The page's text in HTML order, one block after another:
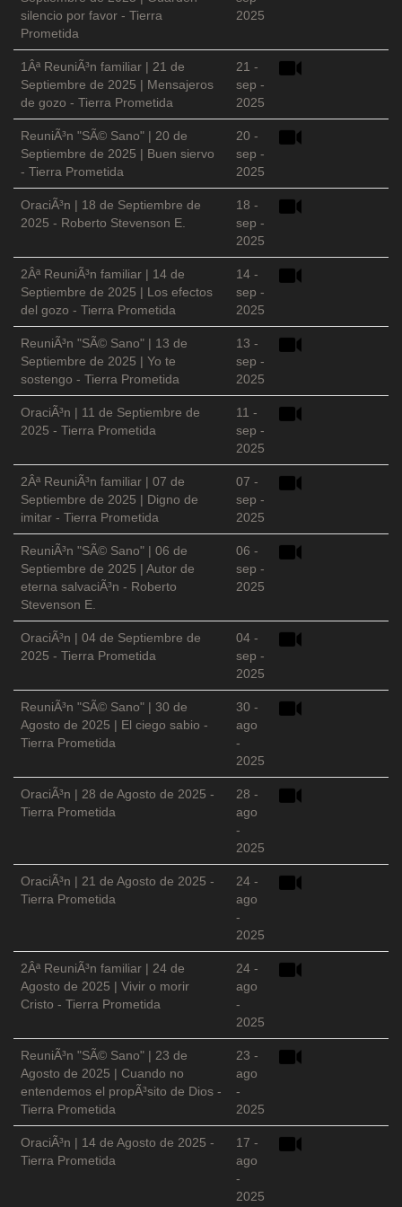
silencio por favor - Tierra
Prometida
2025
1Âª ReuniÃ³n familiar | 21 de
Septiembre de 2025 | Mensajeros
de gozo - Tierra Prometida
21 -
sep -
2025
ReuniÃ³n "SÃ© Sano" | 20 de
Septiembre de 2025 | Buen siervo
- Tierra Prometida
20 -
sep -
2025
OraciÃ³n | 18 de Septiembre de
2025 - Roberto Stevenson E.
18 -
sep -
2025
2Âª ReuniÃ³n familiar | 14 de
Septiembre de 2025 | Los efectos
del gozo - Tierra Prometida
14 -
sep -
2025
ReuniÃ³n "SÃ© Sano" | 13 de
Septiembre de 2025 | Yo te
sostengo - Tierra Prometida
13 -
sep -
2025
OraciÃ³n | 11 de Septiembre de
2025 - Tierra Prometida
11 -
sep -
2025
2Âª ReuniÃ³n familiar | 07 de
Septiembre de 2025 | Digno de
imitar - Tierra Prometida
07 -
sep -
2025
ReuniÃ³n "SÃ© Sano" | 06 de
Septiembre de 2025 | Autor de
eterna salvaciÃ³n - Roberto
Stevenson E.
06 -
sep -
2025
OraciÃ³n | 04 de Septiembre de
2025 - Tierra Prometida
04 -
sep -
2025
ReuniÃ³n "SÃ© Sano" | 30 de
Agosto de 2025 | El ciego sabio -
Tierra Prometida
30 -
ago
-
2025
OraciÃ³n | 28 de Agosto de 2025 -
Tierra Prometida
28 -
ago
-
2025
OraciÃ³n | 21 de Agosto de 2025 -
Tierra Prometida
24 -
ago
-
2025
2Âª ReuniÃ³n familiar | 24 de
Agosto de 2025 | Vivir o morir
Cristo - Tierra Prometida
24 -
ago
-
2025
ReuniÃ³n "SÃ© Sano" | 23 de
Agosto de 2025 | Cuando no
entendemos el propÃ³sito de Dios -
Tierra Prometida
23 -
ago
-
2025
OraciÃ³n | 14 de Agosto de 2025 -
Tierra Prometida
17 -
ago
-
2025